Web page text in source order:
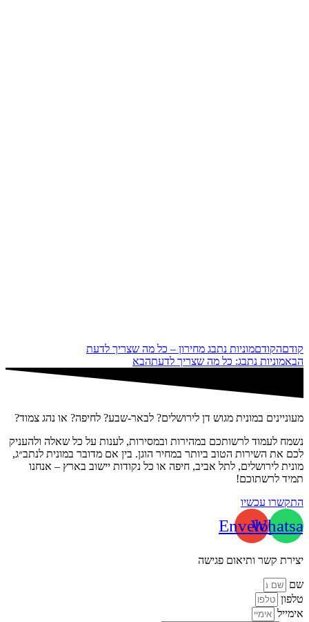
קודםהקודםמוניות נתבג מחירון – כל מה שצריך לדעת
הבאמוניות נתבג: כל מה שצריך לדעתהבא
מעוניינים במונית מגוש דן לירושלים? לבאר-שבע? לחיפה? או נהג צמוד?
נשמח לעמוד לרשותכם במהירות ובמסירות, לענות על כל שאלה ולהעניק
לכם את השירות הטוב ביותר במחיר הוגן. בין אם מדובר במונית לנתב״ג,
מונית לירושלים, לתל אביב, חיפה או כל נקודות יישוב בארץ – אנחנו
תמיד לרשתוכם!
התקשרו עכשיו
Envelope
יצירת קשר ותיאום פגישה
שם
טלפון
אימייל